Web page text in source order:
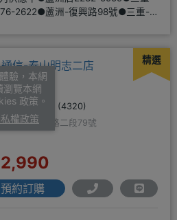
2622●蘆洲-復興路98號●三重-
精選
信-泰山明志二店
(4320)
泰山區明志路二段79號
預約訂購
驗，本網
瀏覽本網
政策。
權政策